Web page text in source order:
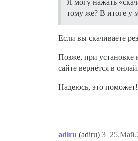
Я могу нажать
тому же? В итоге у
Если вы скачиваете
Позже, при установке
сайте вернётся в
Надеюсь, это поможет!
adiru (adiru) 3